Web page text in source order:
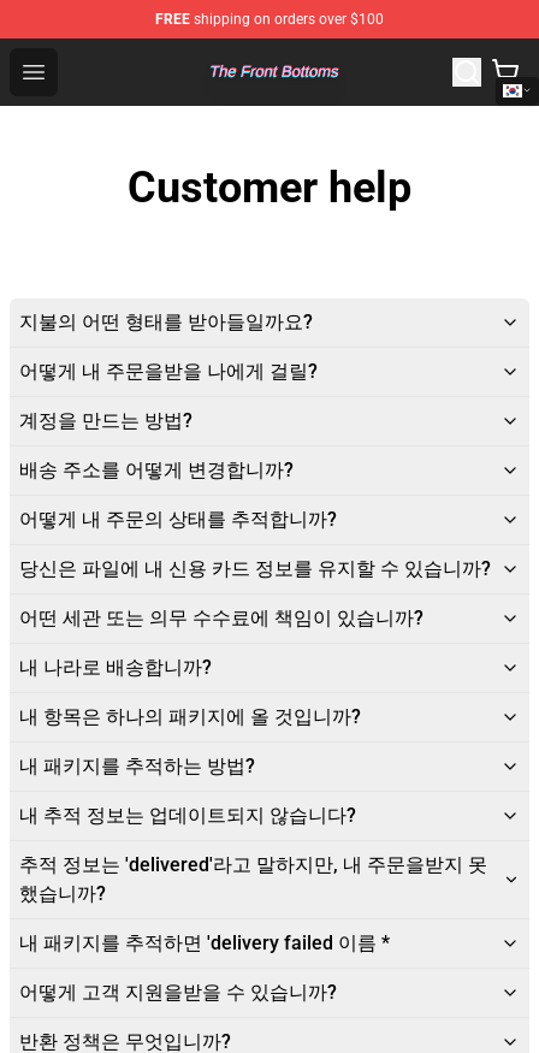
FREE shipping on orders over $100
Open menu
The Front Bottoms Store - Official The Front Bottoms
Customer help
지불의 어떤 형태를 받아들일까요?
어떻게 내 주문을받을 나에게 걸릴?
계정을 만드는 방법?
배송 주소를 어떻게 변경합니까?
어떻게 내 주문의 상태를 추적합니까?
당신은 파일에 내 신용 카드 정보를 유지할 수 있습니까?
어떤 세관 또는 의무 수수료에 책임이 있습니까?
내 나라로 배송합니까?
내 항목은 하나의 패키지에 올 것입니까?
내 패키지를 추적하는 방법?
내 추적 정보는 업데이트되지 않습니다?
추적 정보는 'delivered'라고 말하지만, 내 주문을받지 못
했습니까?
내 패키지를 추적하면 'delivery failed 이름 *
어떻게 고객 지원을받을 수 있습니까?
반환 정책은 무엇입니까?